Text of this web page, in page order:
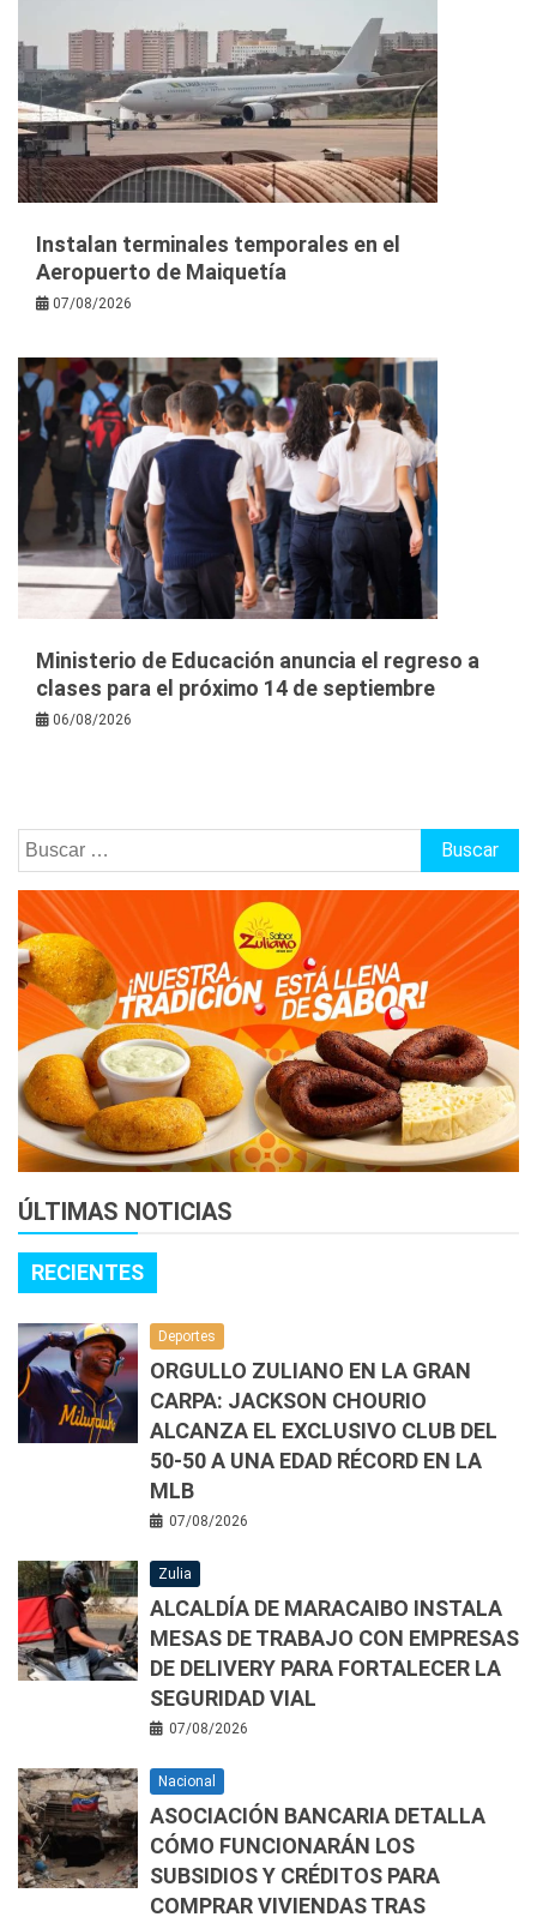
Instalan terminales temporales en el
Aeropuerto de Maiquetía
07/08/2026
Ministerio de Educación anuncia el regreso a
clases para el próximo 14 de septiembre
06/08/2026
Buscar:
ÚLTIMAS NOTICIAS
RECIENTES
Deportes
ORGULLO ZULIANO EN LA GRAN
CARPA: JACKSON CHOURIO
ALCANZA EL EXCLUSIVO CLUB DEL
50-50 A UNA EDAD RÉCORD EN LA
MLB
07/08/2026
Zulia
ALCALDÍA DE MARACAIBO INSTALA
MESAS DE TRABAJO CON EMPRESAS
DE DELIVERY PARA FORTALECER LA
SEGURIDAD VIAL
07/08/2026
Nacional
ASOCIACIÓN BANCARIA DETALLA
CÓMO FUNCIONARÁN LOS
SUBSIDIOS Y CRÉDITOS PARA
COMPRAR VIVIENDAS TRAS